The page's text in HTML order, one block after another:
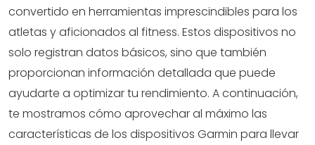
convertido en herramientas imprescindibles para los
atletas y aficionados al fitness. Estos dispositivos no
solo registran datos básicos, sino que también
proporcionan información detallada que puede
ayudarte a optimizar tu rendimiento. A continuación,
te mostramos cómo aprovechar al máximo las
características de los dispositivos Garmin para llevar